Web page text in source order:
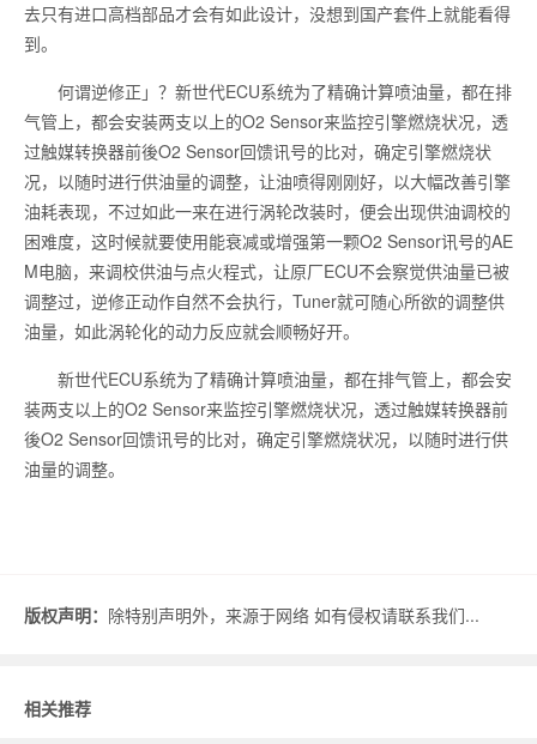
去只有进口高档部品才会有如此设计，没想到国产套件上就能看得
到。
何谓逆修正」？新世代ECU系统为了精确计算喷油量，都在排
气管上，都会安装两支以上的O2 Sensor来监控引擎燃烧状况，透
过触媒转换器前後O2 Sensor回馈讯号的比对，确定引擎燃烧状
况，以随时进行供油量的调整，让油喷得刚刚好，以大幅改善引擎
油耗表现，不过如此一来在进行涡轮改装时，便会出现供油调校的
困难度，这时候就要使用能衰减或增强第一颗O2 Sensor讯号的AE
M电脑，来调校供油与点火程式，让原厂ECU不会察觉供油量已被
调整过，逆修正动作自然不会执行，Tuner就可随心所欲的调整供
油量，如此涡轮化的动力反应就会顺畅好开。
新世代ECU系统为了精确计算喷油量，都在排气管上，都会安
装两支以上的O2 Sensor来监控引擎燃烧状况，透过触媒转换器前
後O2 Sensor回馈讯号的比对，确定引擎燃烧状况，以随时进行供
油量的调整。
版权声明： 除特别声明外，来源于网络 如有侵权请联系我们...
相关推荐